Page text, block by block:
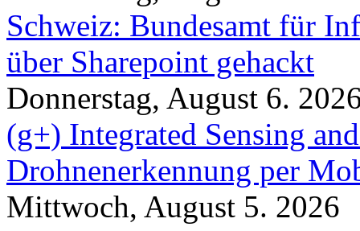
Schweiz: Bundesamt für
über Sharepoint gehackt
Donnerstag, August 6.
(g+) Integrated Sensing
Drohnenerkennung per
Mittwoch, August 5. 2026